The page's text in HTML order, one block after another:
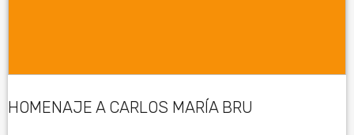
HOMENAJE A CARLOS MARÍA BRU